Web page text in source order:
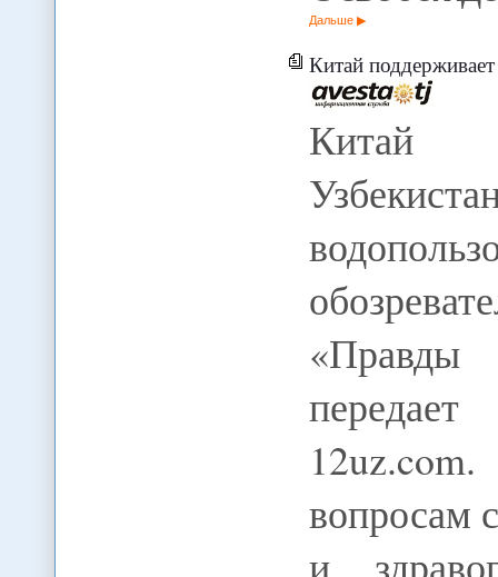
Дальше
Китай поддерживает
Китай
вопросам
и